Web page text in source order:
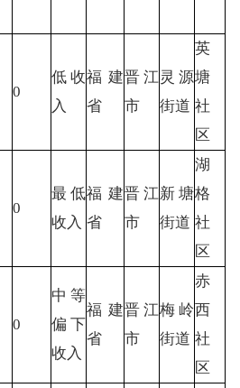
0
低收
入
福建
省
晋江
市
灵源
街道
英
塘
社
区
0
最低
收入
福建
省
晋江
市
新塘
街道
湖
格
社
区
0
中等
偏下
收入
福建
省
晋江
市
梅岭
街道
赤
西
社
区